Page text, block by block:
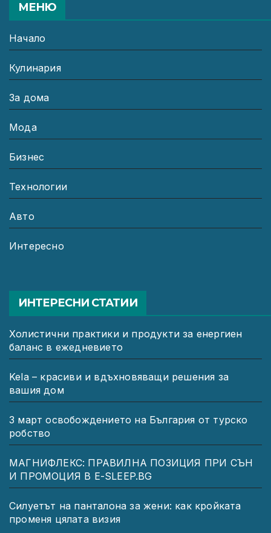
МЕНЮ
Начало
Кулинария
За дома
Мода
Бизнес
Технологии
Авто
Интересно
ИНТЕРЕСНИ СТАТИИ
Холистични практики и продукти за енергиен
баланс в ежедневието
Kela – красиви и вдъхновяващи решения за
вашия дом
3 март освобождението на България от турско
робство
МАГНИФЛЕКС: ПРАВИЛНА ПОЗИЦИЯ ПРИ СЪН
И ПРОМОЦИЯ В Е-SLEEP.BG
Силуетът на панталона за жени: как кройката
променя цялата визия